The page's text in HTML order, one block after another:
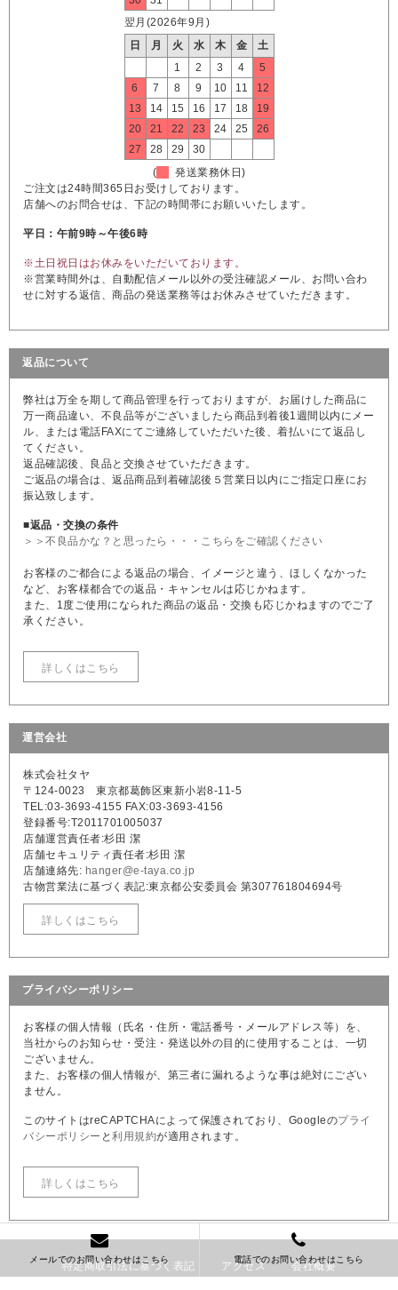
メールでのお問い合わせはこちら 電話でのお問い合わせはこちら
翌月(2026年9月)
日
月 火 水 木 金
土
1
2 3 4
5
6
7 8 9 10 11
12
13
14 15 16 17 18
19
20
21 22 23 24 25
26
27
28 29
30
(
発送業務休日)
ご注文は24時間365日お受けしております。
店舗へのお問合せは、下記の時間帯にお願いいたします。
平日：午前9時～午後6時
※土日祝日はお休みをいただいております。
※営業時間外は、自動配信メール以外の受注確認メール、お問い合わ
せに対する返信、商品の発送業務等はお休みさせていただきます。
返品について
弊社は万全を期して商品管理を行っておりますが、お届けした商品に
万一商品違い、不良品等がございましたら商品到着後1週間以内にメー
ル、または電話FAXにてご連絡していただいた後、着払いにて返品し
てください。
返品確認後、良品と交換させていただきます。
ご返品の場合は、返品商品到着確認後５営業日以内にご指定口座にお
振込致します。
■返品・交換の条件
＞＞不良品かな？と思ったら・・・こちらをご確認ください
お客様のご都合による返品の場合、イメージと違う、ほしくなかった
など、お客様都合での返品・キャンセルは応じかねます。
また、1度ご使用になられた商品の返品・交換も応じかねますのでご了
承ください。
詳しくはこちら
運営会社
株式会社タヤ
〒124-0023 東京都葛飾区東新小岩8-11-5
TEL:03-3693-4155 FAX:03-3693-4156
登録番号:T2011701005037
店舗運営責任者:杉田 潔
店舗セキュリティ責任者:杉田 潔
店舗連絡先: hanger@e-taya.co.jp
古物営業法に基づく表記:東京都公安委員会 第307761804694号
詳しくはこちら
プライバシーポリシー
お客様の個人情報（氏名・住所・電話番号・メールアドレス等）を、
当社からのお知らせ・受注・発送以外の目的に使用することは、一切
ございません。
また、お客様の個人情報が、第三者に漏れるような事は絶対にござい
ません。
このサイトはreCAPTCHAによって保護されており、Googleのプライ
バシーポリシー と 利用規約が適用されます。
詳しくはこちら
特定商取引法に基づく表記 アクセス
会社概要